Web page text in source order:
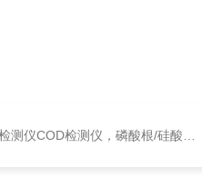
根分析仪，PH电极、溶氧电极、电导电极